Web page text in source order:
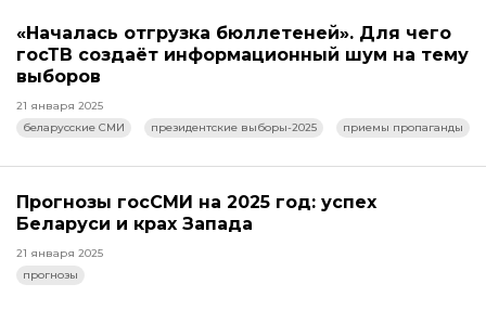
«Началась отгрузка бюллетеней». Для чего
госТВ создаёт информационный шум на тему
выборов
21 января 2025
беларусские СМИ
президентские выборы-2025 приемы пропаганды
Прогнозы госСМИ на 2025 год: успех
Беларуси и крах Запада
21 января 2025
прогнозы